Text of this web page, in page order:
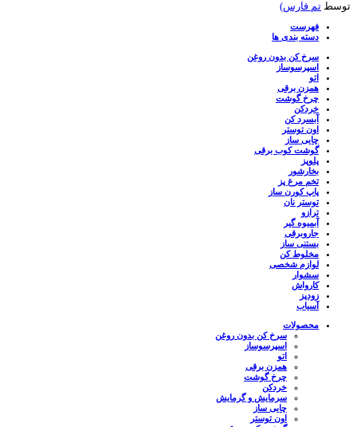
توسط تم فارس)
فهرست
دسته بندی ها
سرخ کن بدون روغن
اسپرسوساز
اتو
همزن برقی
چرخ گوشت
خردکن
آبسرد کن
اون توستر
چایی ساز
گوشت کوب برقی
پلوپز
بخارشور
تخم مرغ پز
پاپ کورن ساز
توستر نان
ترازو
آبمیوه گیر
جاروبرقی
بستنی ساز
مخلوط کن
لوازم شخصی
سشوار
کارواش
زودپز
آسیاب
محصولات
سرخ کن بدون روغن
اسپرسوساز
اتو
همزن برقی
چرخ گوشت
خردکن
سرمایش و گرمایش
چایی ساز
اون توستر